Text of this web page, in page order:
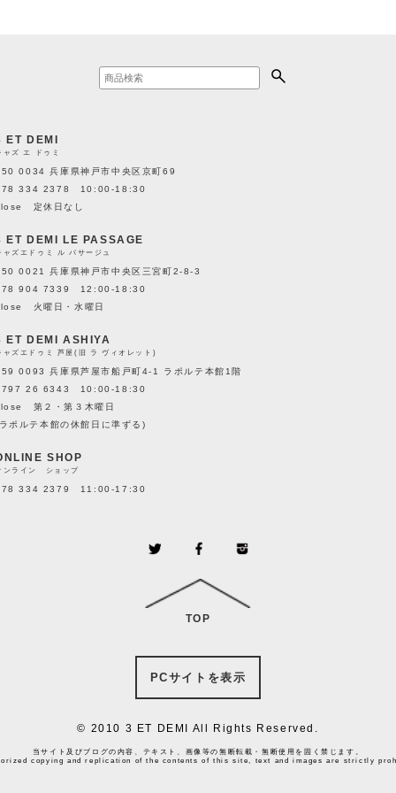
ET DEMI
ャズ エ ドゥミ
0034 兵庫県神戸市中央区京町69
334 2378 10:00-18:30
定休日なし
ET DEMI LE PASSAGE
ャズエドゥミ ル パサージュ
0021 兵庫県神戸市中央区三宮町2-8-3
904 7339 12:00-18:30
火曜日・水曜日
ET DEMI ASHIYA
ャズエドゥミ 芦屋(旧 ラ ヴィオレット)
0093 兵庫県芦屋市船戸町4-1 ラポルテ本館1階
26 6343 10:00-18:30
第２・第３木曜日
ポルテ本館の休館日に準ずる)
SHOP
ンライン ショップ
334 2379 11:00-17:30
TOP
PCサイトを表示
© 2010 3 ET DEMI All Rights Reserved.
当サイト及びブログの内容、テキスト、画像等の無断転載・無断使用を固く禁じます。
copying and replication of the contents of this site, text and images are strictly